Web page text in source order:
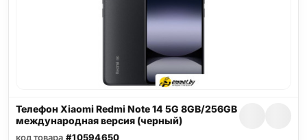
Телефон Xiaomi Redmi Note 14 5G 8GB/256GB
международная версия (черный)
код товара #10594650